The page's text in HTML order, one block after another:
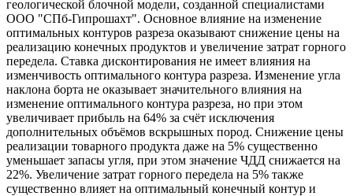
геологической блочной модели, созданной специалистами
ООО "СПб-Гипрошахт". Основное влияние на изменение
оптимальных контуров разреза оказывают снижение цены на
реализацию конечных продуктов и увеличение затрат горного
передела. Ставка дисконтирования не имеет влияния на
изменчивость оптимального контура разреза. Изменение угла
наклона борта не оказывает значительного влияния на
изменение оптимального контура разреза, но при этом
увеличивает прибыль на 64% за счёт исключения
дополнительных объёмов вскрышных пород. Снижение цены
реализации товарного продукта даже на 5% существенно
уменьшает запасы угля, при этом значение ЧДД снижается на
22%. Увеличение затрат горного передела на 5% также
существенно влияет на оптимальный конечный контур и